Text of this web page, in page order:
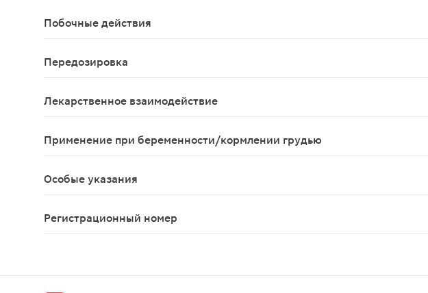
Побочные действия
Передозировка
Лекарственное взаимодействие
Применение при беременности/кормлении грудью
Особые указания
Регистрационный номер